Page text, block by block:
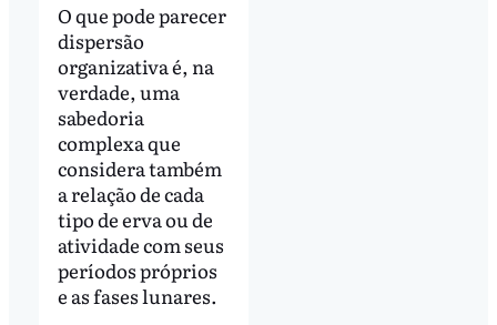
O que pode parecer
dispersão
organizativa é, na
verdade, uma
sabedoria
complexa que
considera também
a relação de cada
tipo de erva ou de
atividade com seus
períodos próprios
e as fases lunares.